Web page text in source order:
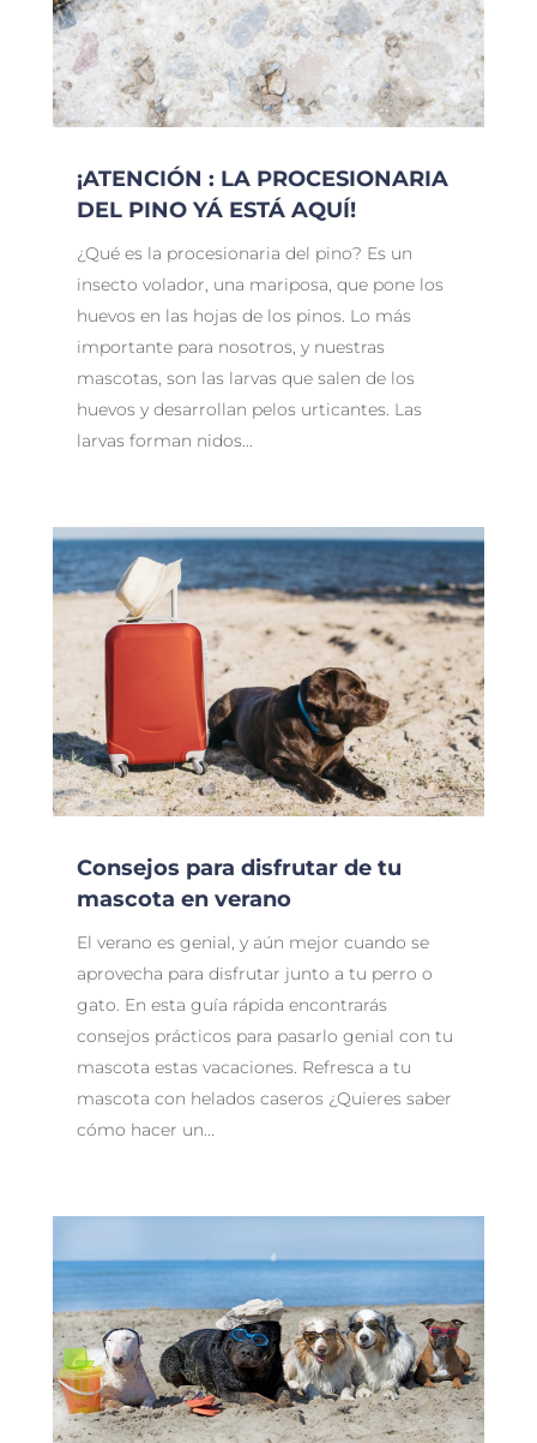
¡ATENCIÓN : LA PROCESIONARIA
DEL PINO YÁ ESTÁ AQUÍ!
¿Qué es la procesionaria del pino? Es un
insecto volador, una mariposa, que pone los
huevos en las hojas de los pinos. Lo más
importante para nosotros, y nuestras
mascotas, son las larvas que salen de los
huevos y desarrollan pelos urticantes. Las
larvas forman nidos...
Consejos para disfrutar de tu
mascota en verano
El verano es genial, y aún mejor cuando se
aprovecha para disfrutar junto a tu perro o
gato. En esta guía rápida encontrarás
consejos prácticos para pasarlo genial con tu
mascota estas vacaciones. Refresca a tu
mascota con helados caseros ¿Quieres saber
cómo hacer un...